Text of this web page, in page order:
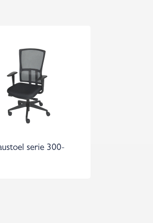
serie 300-